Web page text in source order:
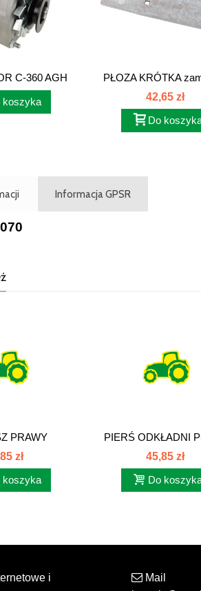
C-360 AGH
koszyka
PŁOZA KRÓTKA
1023020080
42,65 zł
Do
Informacja GPSR
PRAWY
UNIA...
zł
koszyka
PIERŚ ODKŁADNI
PŁUGA...
45,85 zł
Do
i
Mail